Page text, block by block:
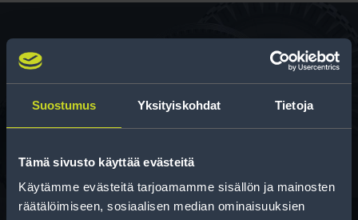
Suostumus Yksityiskohdat Tietoja
Tämä sivusto käyttää evästeitä
Käytämme evästeitä tarjoamamme sisällön ja mainosten
räätälöimiseen, sosiaalisen median ominaisuuksien
Rengas­laskuri
Auttaa sinua valitsemaan oikean kokoisen renkaan,
kun vaihdat rengaskokoa.